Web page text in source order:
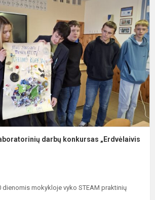
darbų konkursas „Erdvėlaivis
dienomis mokykloje vyko STEAM praktinių